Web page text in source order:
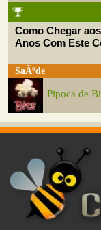
Como Chegar
Anos Com Este
SaÃºde
Pipoca de